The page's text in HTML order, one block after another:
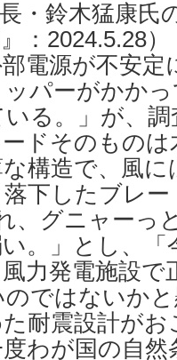
・鈴木猛康氏
：2024.5.28
電源が不安
パーがかか
る。」が、
ドそのもの
構造で、風
下したブレ
、グニャーっ
。」とし、
力発電施設で
ではないか
た耐震設計が
わが国の自然